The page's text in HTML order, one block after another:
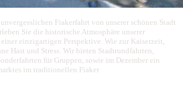
Fiakerfahrt von unserer schönen Stadt
Sie die historische Atmosphäre unserer
einzigartigen Perspektive. Wie zur Kaiserzeit,
Hast und Stress. Wir bieten Stadtrundfahrten,
für Gruppen, sowie im Dezember ein
im traditionellen Fiaker